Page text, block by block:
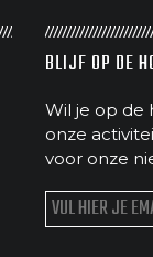
BLIJF OP DE
Wil je op de
onze
voor onze